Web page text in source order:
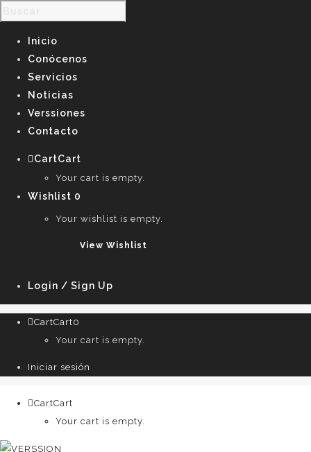
Inicio
Conócenos
Servicios
Noticias
Verssiones
Contacto
CartCart
Your cart is empty.
Wishlist 0
Your wishlist is empty.
View Wishlist
Login / Sign Up
CartCart0
Your cart is empty.
Iniciar sesión
CartCart
Your cart is empty.